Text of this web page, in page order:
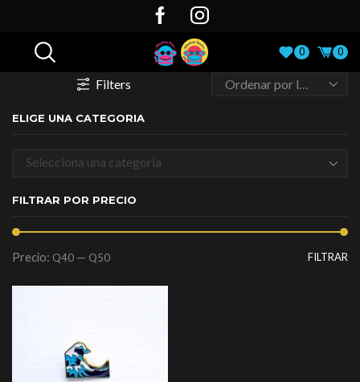
0 0
Filters
ELIGE UNA CATEGORIA
Selecciona una categoría
FILTRAR POR PRECIO
FILTRAR
Precio: Q40 — Q50